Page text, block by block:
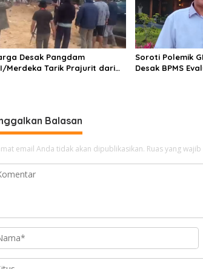
Desak Pangdam
Merdeka Tarik Prajurit dari
Soroti Polemik
Desak BPMS
Balasan
email Anda tidak akan dipublikasikan. Ruas yang